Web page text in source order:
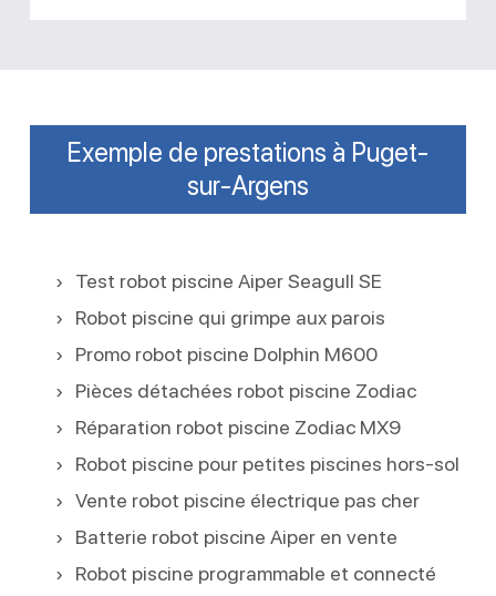
Exemple de prestations à Puget-
sur-Argens
Test robot piscine Aiper Seagull SE
Robot piscine qui grimpe aux parois
Promo robot piscine Dolphin M600
Pièces détachées robot piscine Zodiac
Réparation robot piscine Zodiac MX9
Robot piscine pour petites piscines hors-sol
Vente robot piscine électrique pas cher
Batterie robot piscine Aiper en vente
Robot piscine programmable et connecté